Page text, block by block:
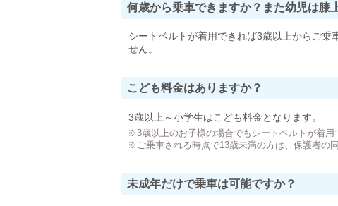
何歳から乗車できますか？また幼児は膝
シートベルトが着用できれば3歳以上からご
せん。
こども料金はありますか？
3歳以上～小学生はこども料金となります。
※3歳以上のお子様の場合でもシートベルトが着用
※ご乗車される時点で13歳未満の方は、保護者の
未成年だけで乗車は可能ですか？